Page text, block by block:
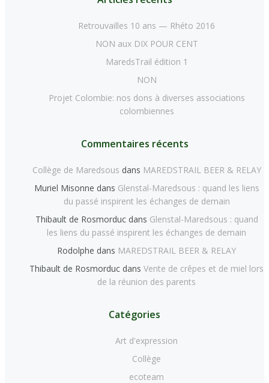
Retrouvailles 10 ans — Rhéto 2016
NON aux DIX POUR CENT
MaredsTrail édition 1
NON
Projet Colombie: nos dons à diverses associations
colombiennes
Commentaires récents
Collège de Maredsous dans MAREDSTRAIL BEER & RELAY
Muriel Misonne dans Glenstal-Maredsous : quand les liens
du passé inspirent les échanges de demain
Thibault de Rosmorducdans Glenstal-Maredsous : quand
les liens du passé inspirent les échanges de demain
Rodolphe dans MAREDSTRAIL BEER & RELAY
Thibault de Rosmorduc dans Vente de crêpes et de miel lors
de la réunion des parents
Catégories
Art d'expression
Collège
ecoteam